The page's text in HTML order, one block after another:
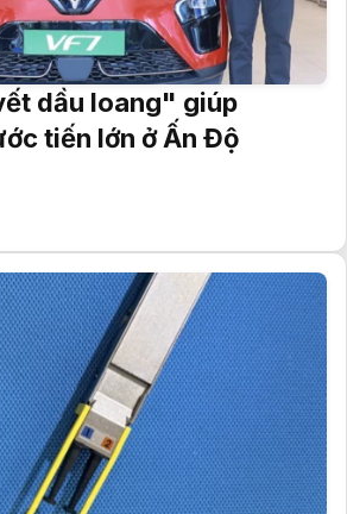
dầu loang" giúp
tiến lớn ở Ấn Độ